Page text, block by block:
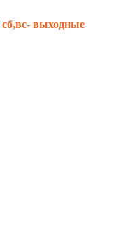
сб,вс- выходные